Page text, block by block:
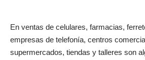
En ventas de celulares, farmacias,
empresas de telefonía, centros
supermercados, tiendas y talleres son